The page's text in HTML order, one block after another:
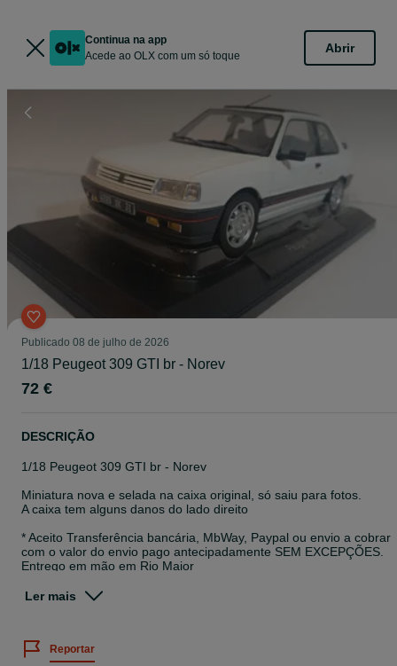
Continua na app
Acede ao OLX com um só toque
Abrir
Publicado 08 de julho de 2026
1/18 Peugeot 309 GTI br - Norev
72 €
DESCRIÇÃO
1/18 Peugeot 309 GTI br - Norev
Miniatura nova e selada na caixa original, só saiu para fotos.
A caixa tem alguns danos do lado direito
* Aceito Transferência bancária, MbWay, Paypal ou envio a cobrar
com o valor do envio pago antecipadamente SEM EXCEPÇÕES.
Entrego em mão em Rio Maior
* Não respondo a "mínimos" nem ofertas, todos os meus anúncios
Ler mais
Reportar